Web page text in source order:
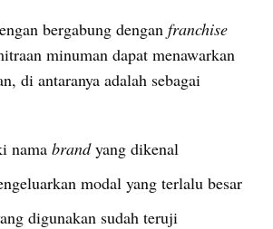
bergabung dengan
minuman dapat menawarkan
di antaranya adalah sebagai
nama brand yang dikenal
modal yang terlalu besar
digunakan sudah teruji